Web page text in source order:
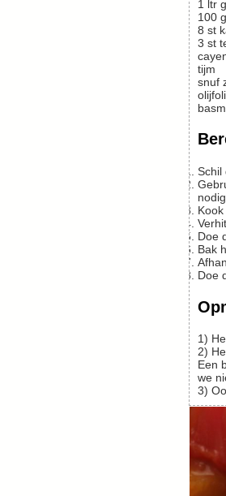
1 ltr
100
8 st
3 st
tijm
snuf
Gebruik wat van de groentebouillon en week de linzen er in. Niet koken, dan gaan de linzen kapot. Laat de linzen weken totdat ze
1)
2)
Een
we
3)